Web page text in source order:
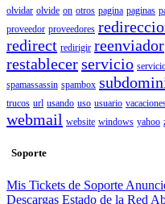
olvidar olvide on otros pagina paginas
proveedor proveedores
redirect redirigir reenviador
restablecerservicio
spamassassin spambox
trucos url usando uso usuario
webmail website windows yahoo
Soporte
Mis Tickets de Soporte
Descargas Estado de la Red